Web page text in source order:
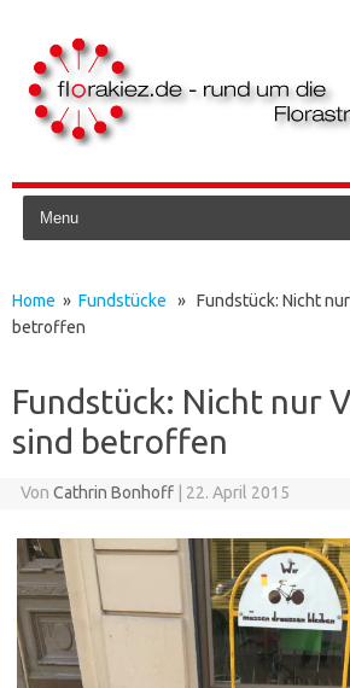
Skip to content
Home » Fundstücke » Fundstück: Nicht
betroffen
Fundstück: Nicht nur
sind betroffen
Von Cathrin Bonhoff 22. April 2015